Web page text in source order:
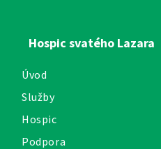
Hospic svatého Lazara
Úvod
Služby
Hospic
Podpora